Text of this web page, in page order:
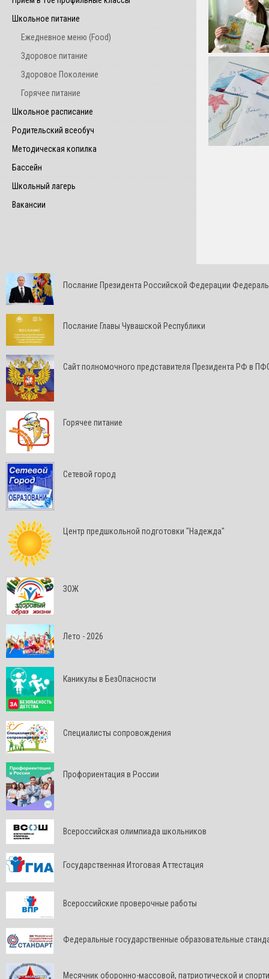
Школьное питание
Ежедневное меню (Food)
Здоровое питание
Здоровое Поколение
Горячее питание
Школьное расписание
Родительский всеобуч
Методическая копилка
Бассейн
Школьный лагерь
Вакансии
Послание Президента Российской Федерации
Послание Главы Чувашской Республики
Cайт полномочного представителя Президента РФ в
Горячее питание
Сетевой город
Центр предшкольной подготовки "Надежда"
ЗОЖ
Лето - 2026
Каникулы в БезОпасности
Специалисты сопровождения
Профориентация в России
Всероссийская олимпиада школьников
Государственная Итоговая Аттестация
Всероссийские проверочные работы
Федеральные государственные образовательные
Месячник оборонно-массовой, патриотической и